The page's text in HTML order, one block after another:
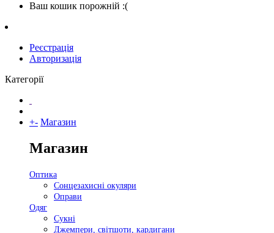
Ваш кошик порожній :(
Реєстрація
Авторизація
Категорії
+- Магазин
Магазин
Оптика
Сонцезахисні окуляри
Оправи
Одяг
Сукні
Джемпери, світшоти, кардигани